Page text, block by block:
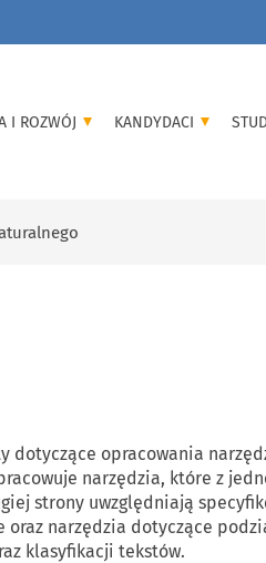
I ROZWÓJ KANDYDACI
dotyczące opracowania
narzędzia, które z
strony uwzględniają
narzędzia dotyczące
klasyfikacji tekstów.